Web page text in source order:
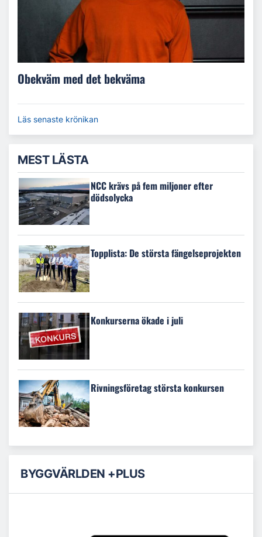
Obekväm med det bekväma
Läs senaste krönikan
MEST LÄSTA
NCC krävs på fem miljoner efter
dödsolycka
Topplista: De största fängelseprojekten
Konkurserna ökade i juli
Rivningsföretag största konkursen
BYGGVÄRLDEN +PLUS